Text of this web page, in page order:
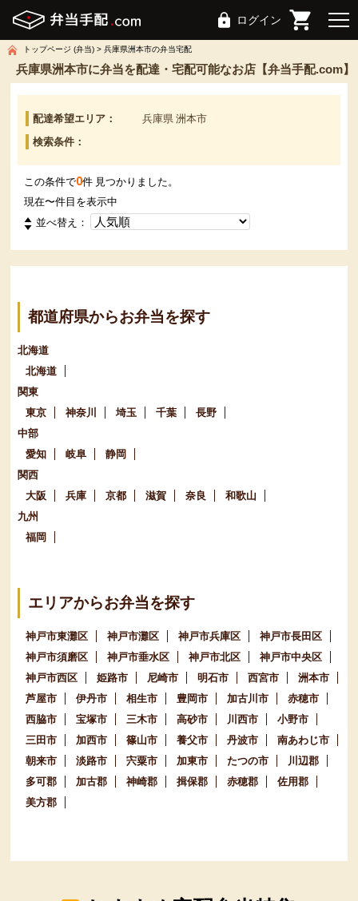
ログイン
トップページ (弁当) 兵庫県洲本市の弁当宅配
兵庫県洲本市に弁当を配達・宅配可能なお店【弁当手配.com】
配達希望エリア：
兵庫県 洲本市
検索条件：
この条件で0件 見つかりました。
現在〜件目を表示中
並べ替え：
都道府県からお弁当を探す
北海道
北海道
関東
東京
神奈川 埼玉 千葉
長野
中部
愛知
岐阜
静岡
関西
大阪
兵庫 京都 滋賀 奈良
和歌山
九州
福岡
エリアからお弁当を探す
神戸市東灘区 神戸市灘区 神戸市兵庫区
神戸市長田区
神戸市須磨区
神戸市垂水区 神戸市北区
神戸市中央区
神戸市西区
姫路市 尼崎市 明石市 西宮市
洲本市
芦屋市
伊丹市 相生市 豊岡市 加古川市
赤穂市
西脇市
宝塚市 三木市 高砂市 川西市
小野市
三田市
加西市 篠山市 養父市 丹波市
南あわじ市
朝来市
淡路市 宍粟市 加東市 たつの市
川辺郡
多可郡
加古郡 神崎郡 揖保郡 赤穂郡
佐用郡
美方郡